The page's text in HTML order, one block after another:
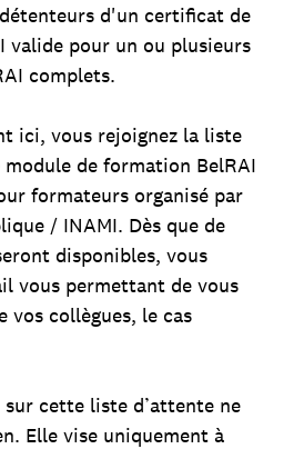
d'un certificat de
valide pour un ou plusieurs
complets.
ici, vous rejoignez la liste
de formation BelRAI
formateurs organisé par
/ INAMI. Dès que de
disponibles, vous
vous permettant de vous
vos collègues, le cas
cette liste d’attente ne
Elle vise uniquement à